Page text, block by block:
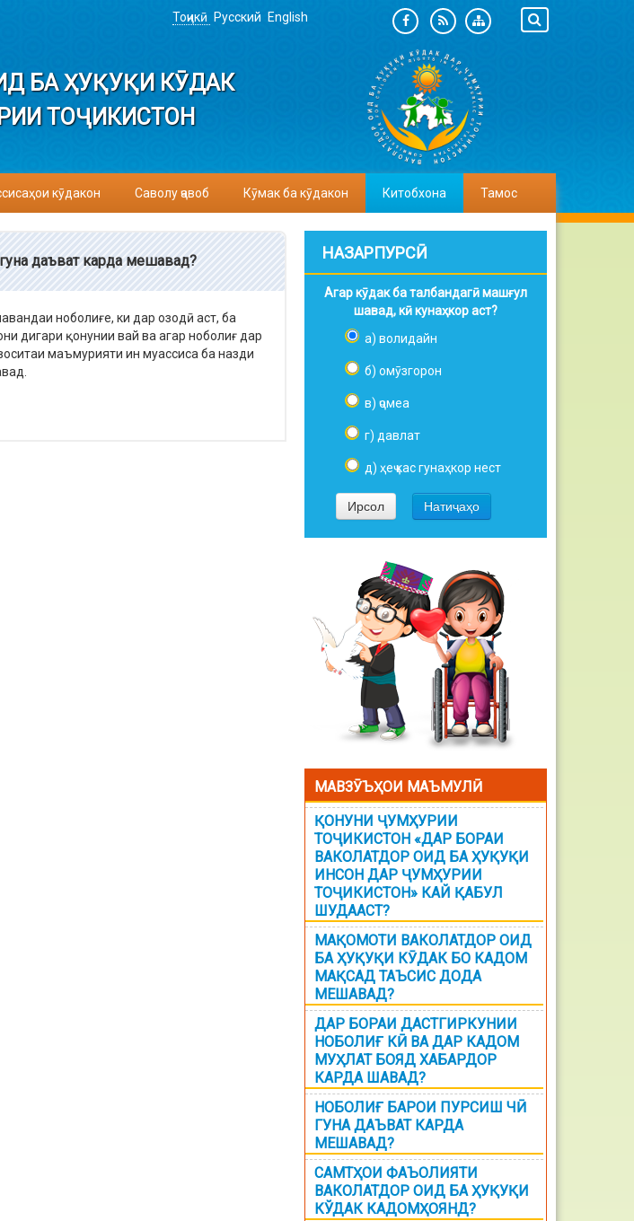
Тоҷикӣ Русский English
БА ҲУҚУҚИ КӮДАК
ТОҶИКИСТОН
кӯдакон Саволу ҷавоб Кӯмак ба кӯдакон Китобхона Тамос
даъват карда мешавад?
ноболиғе, ки дар озодӣ аст, ба
дигари қонунии вай ва агар ноболиғ дар
маъмурияти ин муассиса ба назди
НАЗАРПУРСӢ
Агар кӯдак ба талбандагӣ машғул
шавад, кӣ кунаҳкор аст?
а) волидайн
б) омӯзгорон
в) ҷомеа
г) давлат
д) ҳеҷ кас гунаҳкор нест
МАВЗӮЪҲОИ МАЪМУЛӢ
ҚОНУНИ ҶУМҲУРИИ
ТОҶИКИСТОН «ДАР БОРАИ
ВАКОЛАТДОР ОИД БА ҲУҚУҚИ
ИНСОН ДАР ҶУМҲУРИИ
ТОҶИКИСТОН» КАЙ ҚАБУЛ
ШУДААСТ?
МАҚОМОТИ ВАКОЛАТДОР ОИД
БА ҲУҚУҚИ КӮДАК БО КАДОМ
МАҚСАД ТАЪСИС ДОДА
МЕШАВАД?
ДАР БОРАИ ДАСТГИРКУНИИ
НОБОЛИҒ КӢ ВА ДАР КАДОМ
МУҲЛАТ БОЯД ХАБАРДОР
КАРДА ШАВАД?
НОБОЛИҒ БАРОИ ПУРСИШ ЧӢ
ГУНА ДАЪВАТ КАРДА
МЕШАВАД?
САМТҲОИ ФАЪОЛИЯТИ
ВАКОЛАТДОР ОИД БА ҲУҚУҚИ
КЎДАК КАДОМҲОЯНД?